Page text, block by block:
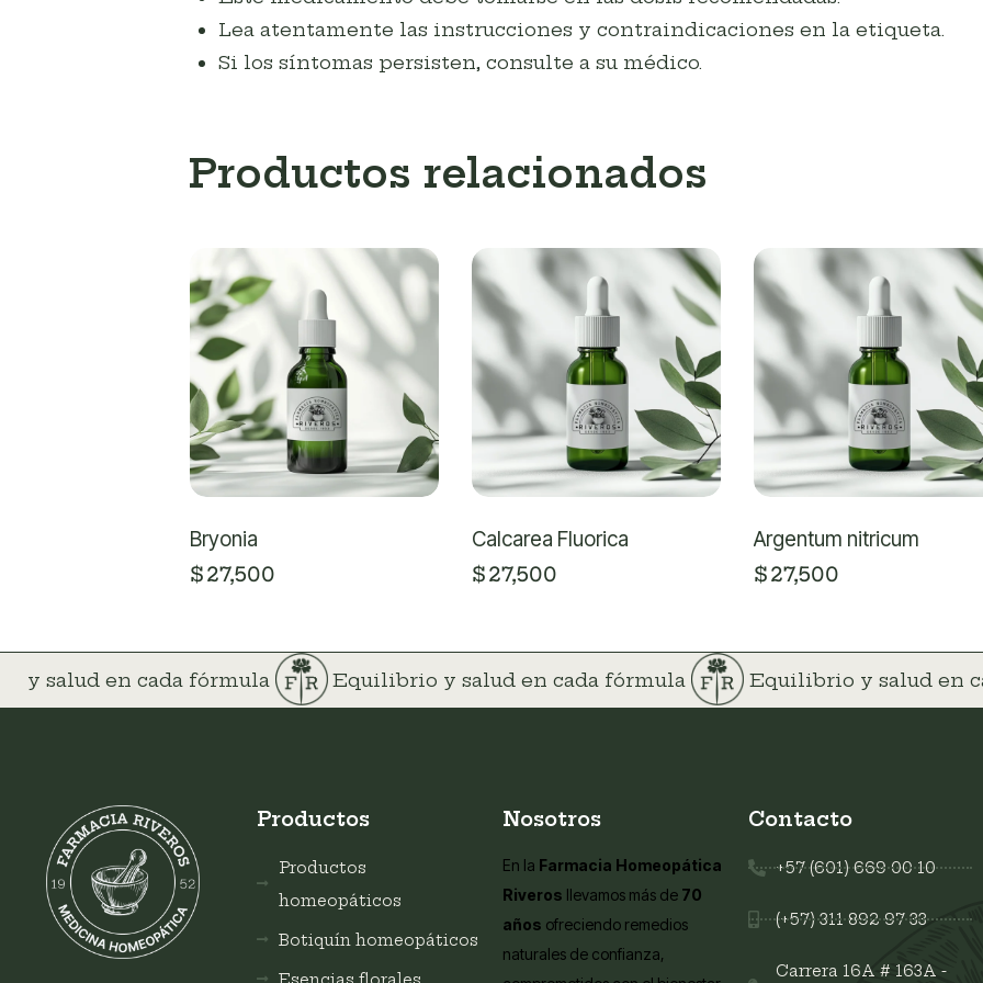
Lea atentamente las instrucciones y contraindicaciones en la etiqueta.
Si los síntomas persisten, consulte a su médico.
Productos relacionados
Bryonia
$27,500
Calcarea Fluorica
$27,500
Argentum nitricum
$27,500
y salud en cada fórmula Equilibrio y salud en cada fórmula Equilibrio y salud en
Productos
Productos
homeopáticos
Botiquín homeopáticos
Nosotros
En la Farmacia Homeopática
Riveros llevamos más de 70
años ofreciendo remedios
naturales de confianza,
Contacto
+57 (601) 669 00 10
(+57) 311 892 97 33
Carrera 16A # 163A -